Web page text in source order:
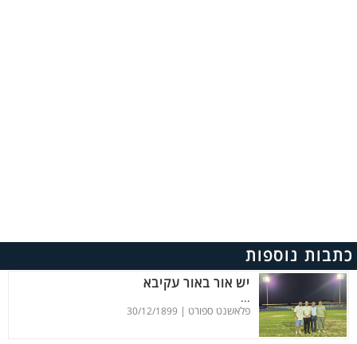
כתבות נוספות
יש אור באור עקיבא
...
פלאשנט ספורט | 30/12/1899